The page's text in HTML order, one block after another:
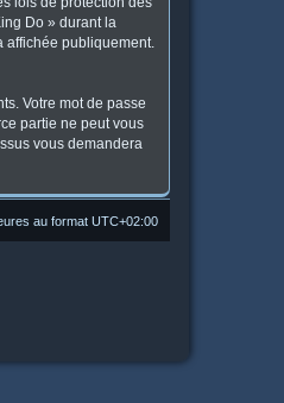
Do » durant la
affichée publiquement.
Votre mot de passe
partie ne peut vous
vous demandera
au format UTC+02:00